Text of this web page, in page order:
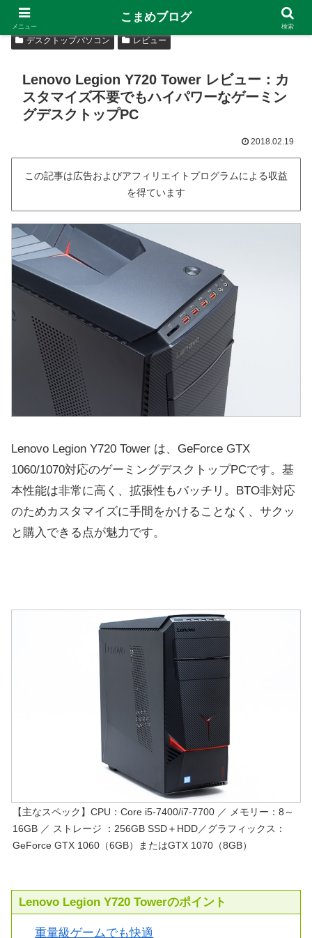
デスクトップパソコン レビュー
Lenovo Legion Y720 Tower レビュー：カ
スタマイズ不要でもハイパワーなゲーミン
グデスクトップPC
2018.02.19
この記事は広告およびアフィリエイトプログラムによる収益
を得ています
Lenovo Legion Y720 Tower は、GeForce GTX
1060/1070対応のゲーミングデスクトップPCです。基
本性能は非常に高く、拡張性もバッチリ。BTO非対応
のためカスタマイズに手間をかけることなく、サクッ
と購入できる点が魅力です。
【主なスペック】CPU：Core i5-7400/i7-7700 ／ メモリー：8～
16GB ／ ストレージ ：256GB SSD＋HDD／グラフィックス：
GeForce GTX 1060（6GB）またはGTX 1070（8GB）
Lenovo Legion Y720 Towerのポイント
重量級ゲームでも快適
メニュー
こまめブログ
検索